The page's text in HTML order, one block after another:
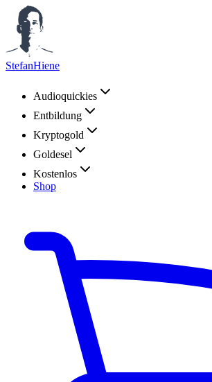
StefanHiene
Audioquickies
Entbildung
Kryptogold
Goldesel
Kostenlos
Shop